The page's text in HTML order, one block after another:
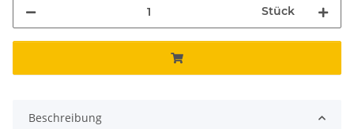
Stück
Beschreibung